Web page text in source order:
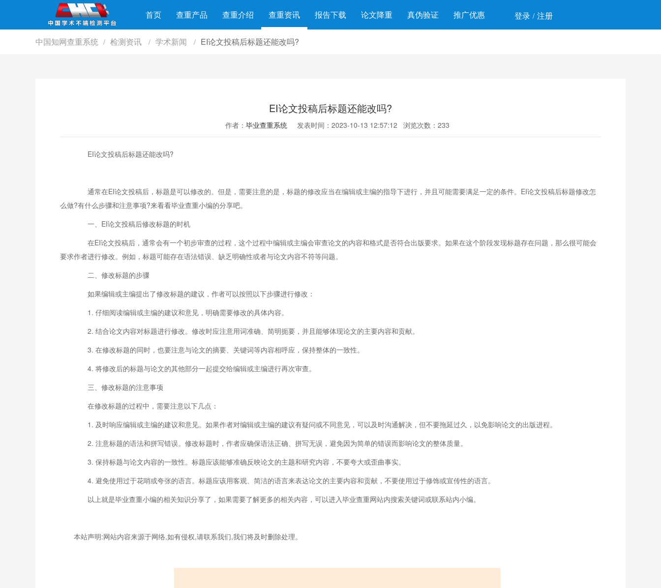
首页 查重产品 查重介绍 查重资讯 报告下载 论文降重 真伪验证 推广优惠 登录 / 注册
中国知网查重系统 / 检测资讯 / 学术新闻 / EI论文投稿后标题还能改吗?
EI论文投稿后标题还能改吗?
作者： 毕业查重系统 发表时间：2023-10-13 12:57:12 浏览次数：233
EI论文投稿后标题还能改吗?
通常在EI论文投稿后，标题是可以修改的。但是，需要注意的是，标题的修改应当在编辑或主编的指导下进行，并且可能需要满足一定的条件。EI论文投稿后标题修改怎
么做?有什么步骤和注意事项?来看看毕业查重小编的分享吧。
一、EI论文投稿后修改标题的时机
在EI论文投稿后，通常会有一个初步审查的过程，这个过程中编辑或主编会审查论文的内容和格式是否符合出版要求。如果在这个阶段发现标题存在问题，那么很可能会
要求作者进行修改。例如，标题可能存在语法错误、缺乏明确性或者与论文内容不符等问题。
二、修改标题的步骤
如果编辑或主编提出了修改标题的建议，作者可以按照以下步骤进行修改：
1. 仔细阅读编辑或主编的建议和意见，明确需要修改的具体内容。
2. 结合论文内容对标题进行修改。修改时应注意用词准确、简明扼要，并且能够体现论文的主要内容和贡献。
3. 在修改标题的同时，也要注意与论文的摘要、关键词等内容相呼应，保持整体的一致性。
4. 将修改后的标题与论文的其他部分一起提交给编辑或主编进行再次审查。
三、修改标题的注意事项
在修改标题的过程中，需要注意以下几点：
1. 及时响应编辑或主编的建议和意见。如果作者对编辑或主编的建议有疑问或不同意见，可以及时沟通解决，但不要拖延过久，以免影响论文的出版进程。
2. 注意标题的语法和拼写错误。修改标题时，作者应确保语法正确、拼写无误，避免因为简单的错误而影响论文的整体质量。
3. 保持标题与论文内容的一致性。标题应该能够准确反映论文的主题和研究内容，不要夸大或歪曲事实。
4. 避免使用过于花哨或夸张的语言。标题应该用客观、简洁的语言来表达论文的主要内容和贡献，不要使用过于修饰或宣传性的语言。
以上就是毕业查重小编的相关知识分享了，如果需要了解更多的相关内容，可以进入毕业查重网站内搜索关键词或联系站内小编。
本站声明:网站内容来源于网络,如有侵权,请联系我们,我们将及时删除处理。